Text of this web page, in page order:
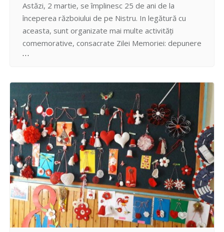
Astăzi, 2 martie, se împlinesc 25 de ani de la
începerea războiului de pe Nistru. In legătură cu
aceasta, sunt organizate mai multe activități
comemorative, consacrate Zilei Memoriei: depunere
de flori la monumentul lui Ştefan cel Mare şi Sfânt,
Chişinăului, mitingul de comemorare a eroilor căzuţi
în acţiunile de…